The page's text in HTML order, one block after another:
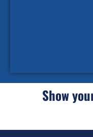
Show